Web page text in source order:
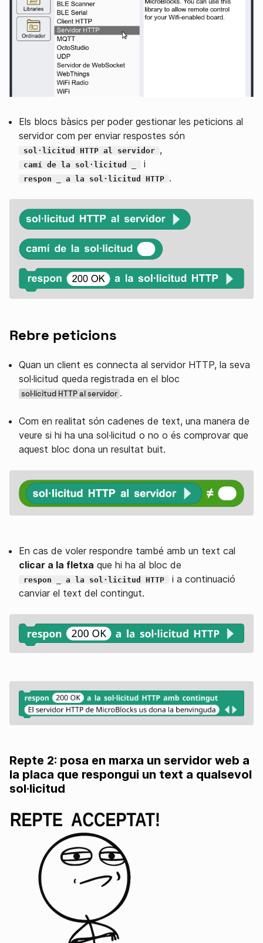
Els blocs bàsics per poder gestionar les peticions al
servidor com per enviar respostes són
sol·licitud HTTP al servidor ,
camí de la sol·licitud _ i
respon _ a la sol·licitud HTTP .
Rebre peticions
Quan un client es connecta al servidor HTTP, la seva
sol·licitud queda registrada en el bloc
sol·licitud HTTP al servidor .
Com en realitat són cadenes de text, una manera de
veure si hi ha una sol·licitud o no o és comprovar que
aquest bloc dona un resultat buit.
En cas de voler respondre també amb un text cal
clicar a la fletxa que hi ha al bloc de
respon _ a la sol·licitud HTTP
i a continuació
canviar el text del contingut.
Repte 2: posa en marxa un servidor web a
la placa que respongui un text a qualsevol
sol·licitud